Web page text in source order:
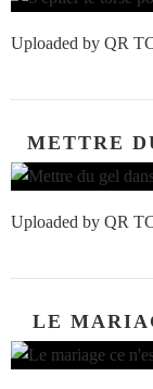
Uploaded by QR
METTRE
Uploaded by QR
LE